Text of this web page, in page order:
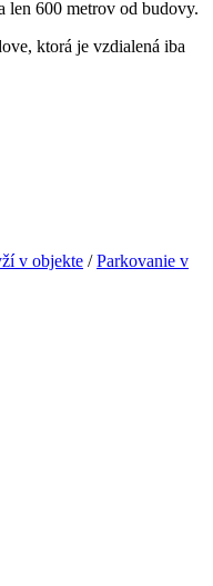
len 600 metrov od budovy.
ktorá je vzdialená iba
v objekte /Parkovanie v